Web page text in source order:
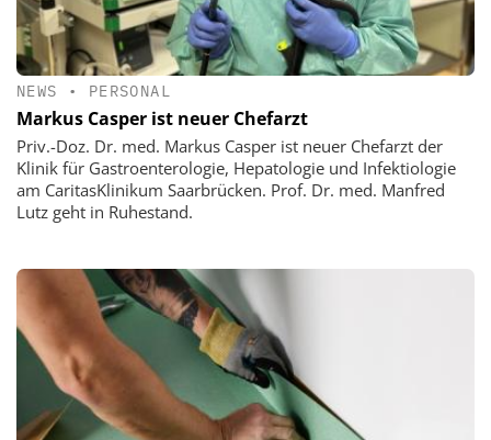
NEWS • PERSONAL
Markus Casper ist neuer Chefarzt
Priv.-Doz. Dr. med. Markus Casper ist neuer Chefarzt der
Klinik für Gastroenterologie, Hepatologie und Infektiologie
am CaritasKlinikum Saarbrücken. Prof. Dr. med. Manfred
Lutz geht in Ruhestand.